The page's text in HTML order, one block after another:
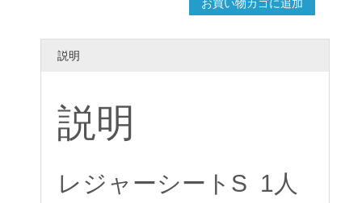
お買い物カゴに追加
説明
説明
レジャーシートS 1人